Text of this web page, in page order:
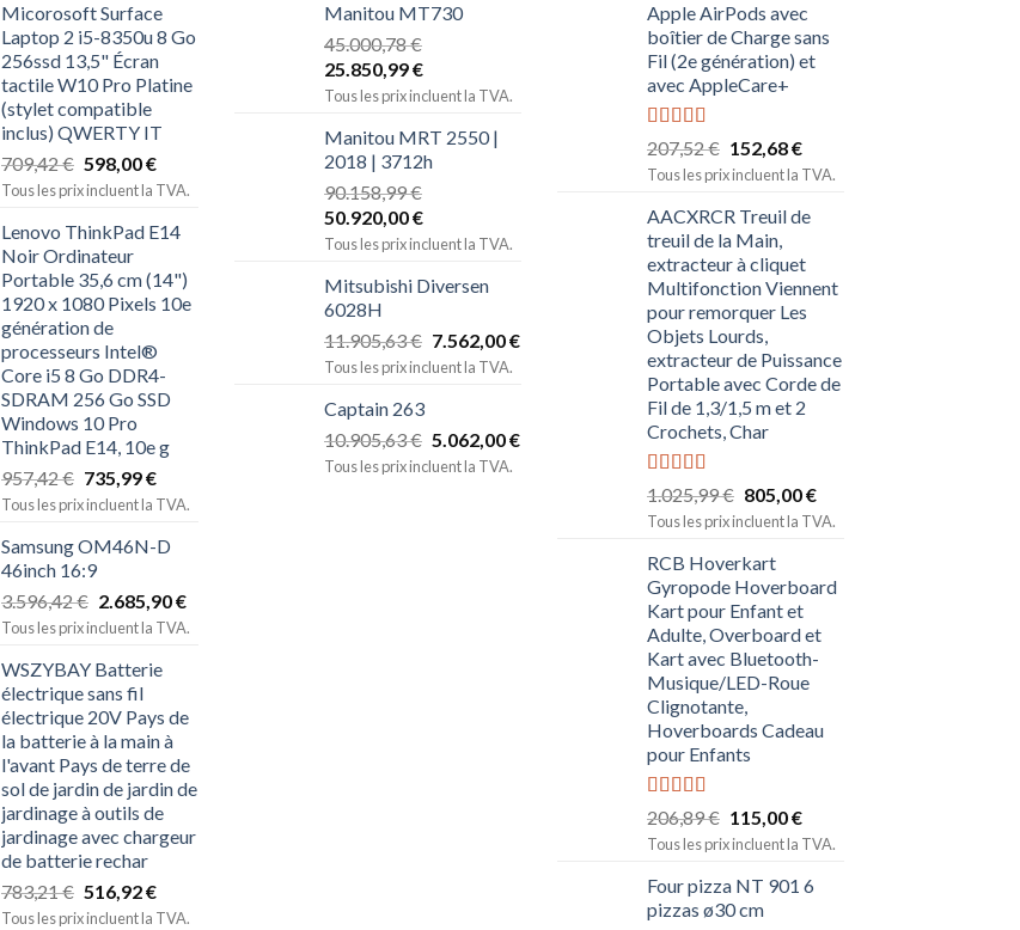
Micorosoft Surface
Laptop 2 i5-8350u 8 Go
256ssd 13,5" Écran
tactile W10 Pro Platine
(stylet compatible
inclus) QWERTY IT
709,42€ 598,00€
Tous les prix incluent la TVA.
Lenovo ThinkPad E14
Noir Ordinateur
Portable 35,6 cm (14")
1920 x 1080 Pixels 10e
génération de
processeurs Intel®
Core i5 8 Go DDR4-
SDRAM 256 Go SSD
Windows 10 Pro
ThinkPad E14, 10e g
957,42€ 735,99€
Tous les prix incluent la TVA.
Samsung OM46N-D
46inch 16:9
3.596,42€ 2.685,90€
Tous les prix incluent la TVA.
WSZYBAY Batterie
électrique sans fil
électrique 20V Pays de
la batterie à la main à
l'avant Pays de terre de
sol de jardin de jardin de
jardinage à outils de
jardinage avec chargeur
de batterie rechar
783,21€ 516,92€
Tous les prix incluent la TVA.
Manitou MT730
45.000,78€
25.850,99€
Tous les prix incluent la TVA.
Manitou MRT 2550 |
2018 | 3712h
90.158,99€
50.920,00€
Tous les prix incluent la TVA.
Mitsubishi Diversen
6028H
11.905,63€ 7.562,00€
Tous les prix incluent la TVA.
Captain 263
10.905,63€ 5.062,00€
Tous les prix incluent la TVA.
Apple AirPods avec
boîtier de Charge sans
Fil (2e génération) et
avec AppleCare+
Note5.00
sur 5
207,52€ 152,68€
Tous les prix incluent la TVA.
AACXRCR Treuil de
treuil de la Main,
extracteur à cliquet
Multifonction Viennent
pour remorquer Les
Objets Lourds,
extracteur de Puissance
Portable avec Corde de
Fil de 1,3/1,5 m et 2
Crochets, Char
Note5.00
sur 5
1.025,99€ 805,00€
Tous les prix incluent la TVA.
RCB Hoverkart
Gyropode Hoverboard
Kart pour Enfant et
Adulte, Overboard et
Kart avec Bluetooth-
Musique/LED-Roue
Clignotante,
Hoverboards Cadeau
pour Enfants
Note5.00
sur 5
206,89€ 115,00€
Tous les prix incluent la TVA.
Four pizza NT 901 6
pizzas ø30 cm